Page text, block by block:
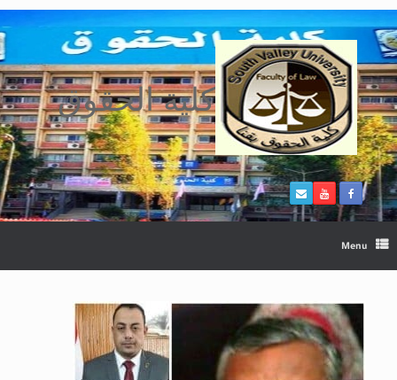
Skip
to
content
كلية الحقوق
Menu